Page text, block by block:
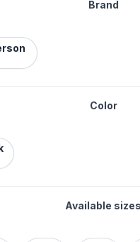
Brand
Color
Available sizes